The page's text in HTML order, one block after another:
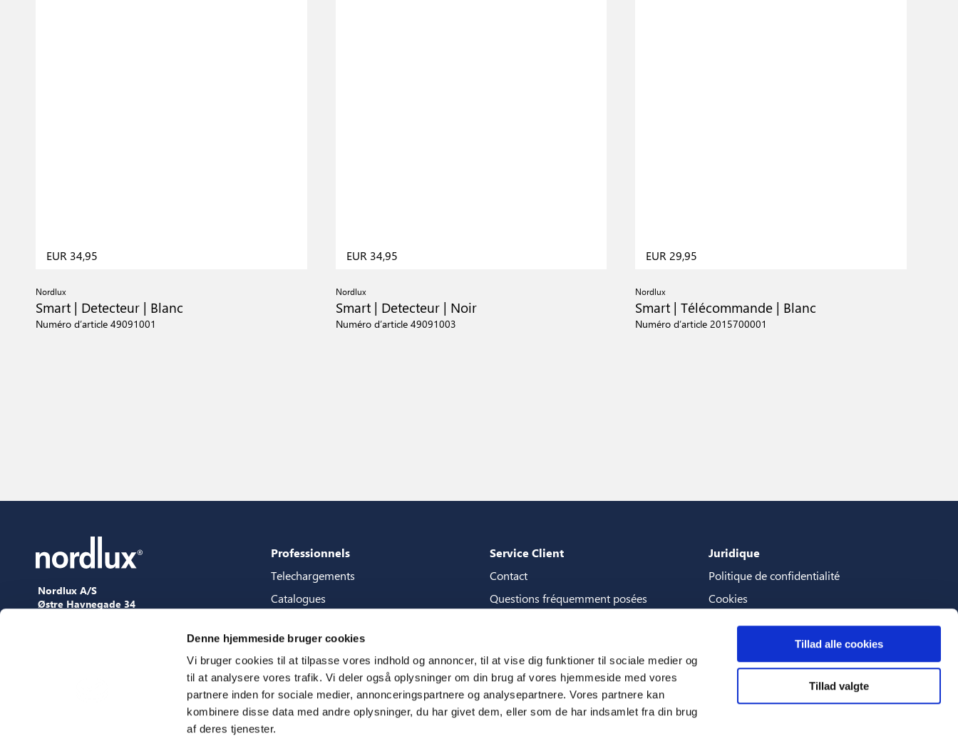
Denne hjemmeside bruger cookies
Vi bruger cookies til at tilpasse vores indhold og annoncer, til at vise dig funktioner til sociale medier og
til at analysere vores trafik. Vi deler også oplysninger om din brug af vores hjemmeside med vores
partnere inden for sociale medier, annonceringspartnere og analysepartnere. Vores partnere kan
kombinere disse data med andre oplysninger, du har givet dem, eller som de har indsamlet fra din brug
af deres tjenester.
Tillad alle cookies
Tillad valgte
EUR 34,95
Nordlux
Smart | Detecteur | Blanc
Numéro d’article 49091001
EUR 34,95
Nordlux
Smart | Detecteur | Noir
Numéro d’article 49091003
EUR 29,95
Nordlux
Smart | Télécommande | Blanc
Numéro d’article 2015700001
Nordlux A/S
Østre Havnegade 34
Professionnels
Telechargements
Catalogues
Guide de la boutique de contenu
Fichiers 3D
Presse
Showroom
Salons
Service Client
Contact
Questions fréquemment posées
CSR
Juridique
Politique de confidentialité
Cookies